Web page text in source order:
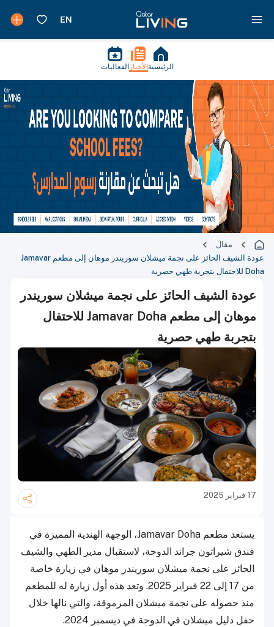
الرئيسية الأخبار الفعاليات
مقال
عودة الشيف الحائز على نجمة ميشلان سوريندر موهان إلى مطعم Jamavar
Doha للاحتفال بتجربة طهي حصرية
عودة الشيف الحائز على نجمة ميشلان سوريندر
موهان إلى مطعم Jamavar Doha للاحتفال
بتجربة طهي حصرية
17 فبراير 2025
يستعد مطعم Jamavar Doha، الوجهة الهندية المميزة في
فندق شيراتون جراند الدوحة، لاستقبال مدير الطهي والشيف
الحائز على نجمة ميشلان سوريندر موهان في زيارة خاصة
من 17 إلى 22 فبراير 2025. وتعد هذه أول زيارة له للمطعم
منذ حصوله على نجمة ميشلان المرموقة، والتي نالها خلال
حفل دليل ميشلان في الدوحة في ديسمبر 2024.